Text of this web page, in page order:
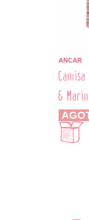
ANCAR
&